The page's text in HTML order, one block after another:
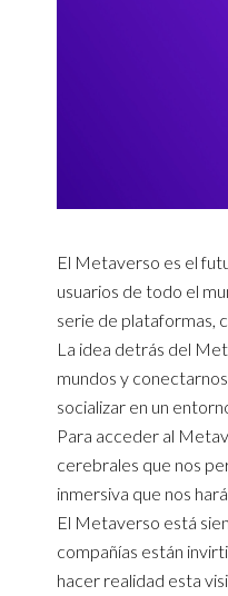
El Metaverso es el
usuarios de todo el
serie de plataformas,
La idea detrás del
mundos y
socializar en un
Para acceder al
cerebrales que nos
inmersiva que nos
El Metaverso está
compañías están
hacer realidad esta